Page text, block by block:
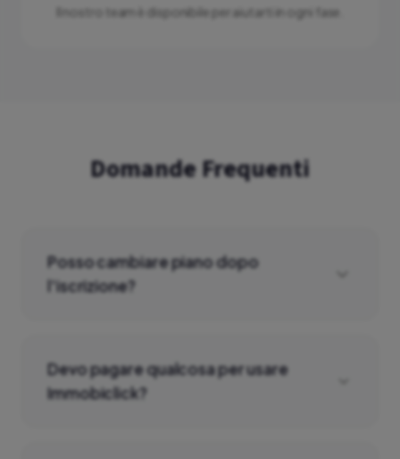
Il nostro team è disponibile per aiutarti in ogni fase.
Domande Frequenti
Posso cambiare piano dopo
l'iscrizione?
Devo pagare qualcosa per usare
Immobiclick?